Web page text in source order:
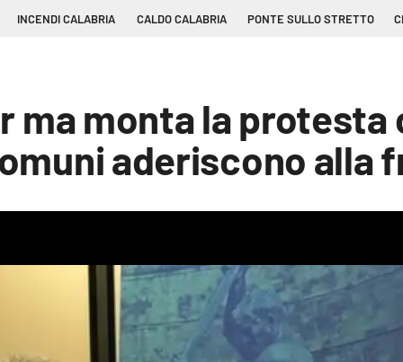
INCENDI CALABRIA CALDO CALABRIA PONTE SULLO STRETTO
ma monta la
aderiscono alla